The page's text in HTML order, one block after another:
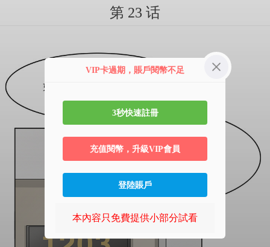
第 23 话
VIP卡過期，賬戶閱幣不足
3秒快速註冊
充值閱幣，升級VIP會員
登陸賬戶
本內容只免費提供小部分試看